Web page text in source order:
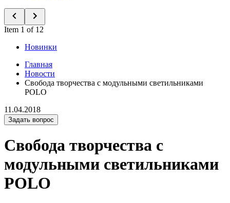
Item 1 of 12
Новинки
Главная
Новости
Свобода творчества с модульными светильниками
POLO
11.04.2018
Задать вопрос
Свобода творчества с
модульными светильниками
POLO